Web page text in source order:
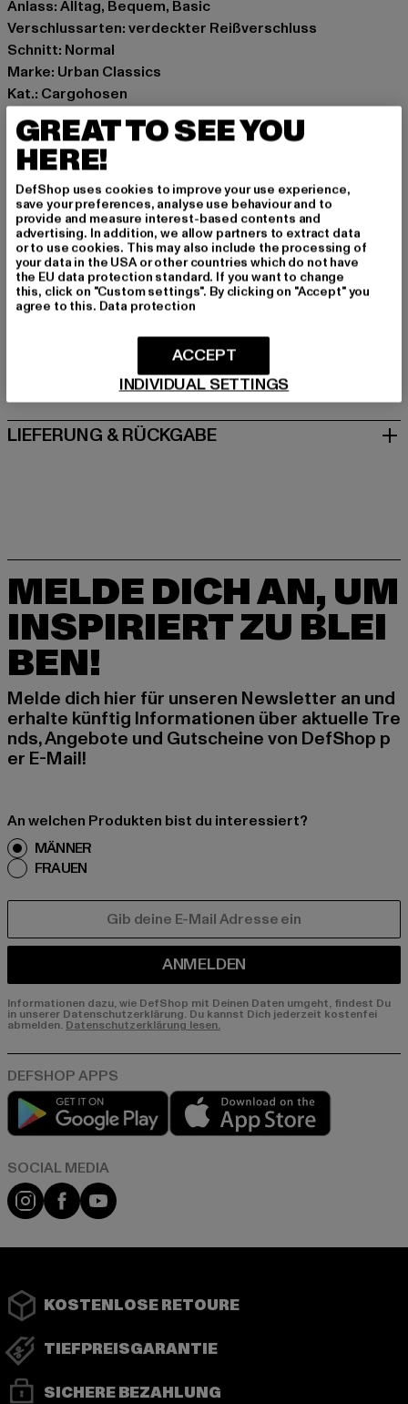
Anlass: Alltag, Bequem, Basic
Verschlussarten: verdeckter Reißverschluss
Schnitt: Normal
Marke: Urban Classics
Kat.: Cargohosen
Farbe: schwarz
Hersteller Farbe: black
Materialzusammensetzung: 98% Baumwolle, 2%
Elasthan
Art.Nr: TB5454-00007
Hersteller: TB International GmbH |info@tbint.de
Dr.-Robert-Murjahn-Straße 7 | 64372 Ober-Ramstadt |
DE
GRÖSSE & PASSFORM
PFLEGEHINWEISE
LIEFERUNG & RÜCKGABE
MELDE DICH AN, UM
INSPIRIERT ZU BLEI
BEN!
Melde dich hier für unseren Newsletter an und
erhalte künftig Informationen über aktuelle Tre
nds, Angebote und Gutscheine von DefShop p
er E-Mail!
An welchen Produkten bist du interessiert?
MÄNNER
FRAUEN
ANMELDEN
Informationen dazu, wie DefShop mit Deinen Daten umgeht, findest Du
in unserer Datenschutzerklärung. Du kannst Dich jederzeit kostenfei
abmelden. Datenschutzerklärung lesen.
Play market
Instagram
FacebookYouTube
KOSTENLOSE RETOURE
TIEFPREISGARANTIE
SICHERE BEZAHLUNG
GREAT TO SEE YOU
HERE!
DefShop uses cookies to improve your use experience,
save your preferences, analyse use behaviour and to
provide and measure interest-based contents and
advertising. In addition, we allow partners to extract data
or to use cookies. This may also include the processing of
your data in the USA or other countries which do not have
the EU data protection standard. If you want to change
this, click on "Custom settings". By clicking on "Accept" you
agree to this. Data protection
INDIVIDUAL SETTINGS
ACCEPT